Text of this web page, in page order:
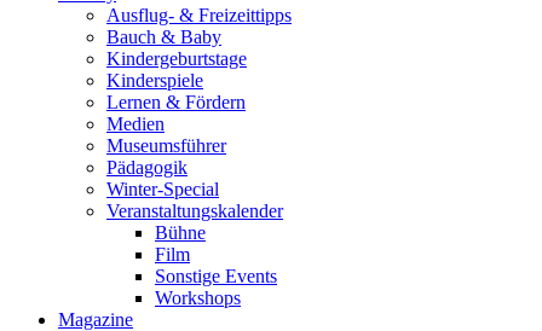
Ausflug- & Freizeittipps
Bauch & Baby
Kindergeburtstage
Kinderspiele
Lernen & Fördern
Medien
Museumsführer
Pädagogik
Winter-Special
Veranstaltungskalender
Bühne
Film
Sonstige Events
Workshops
Magazine